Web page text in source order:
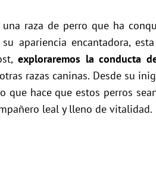
raza de perro que ha
apariencia encantadora,
exploraremos la conducta
razas caninas. Desde su
hace que estos perros
leal y lleno de vitalidad.